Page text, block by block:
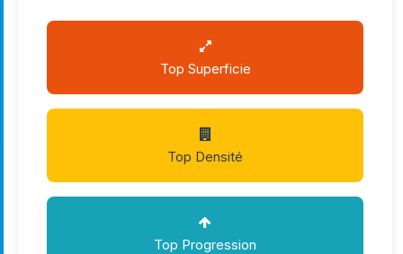
Top Superficie
Top Densité
Top Progression